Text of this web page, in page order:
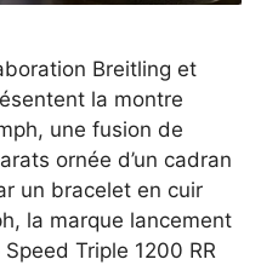
Breitling et
la montre
une fusion de
ornée d’un cadran
un bracelet en cuir
la marque lancement
Triple 1200 RR